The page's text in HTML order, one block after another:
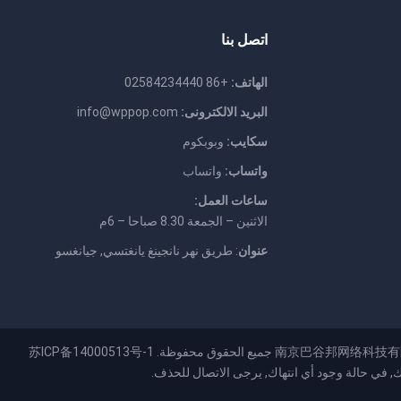
اتصل بنا
الهاتف: +86 02584234440
البريد الالكترونى: info@wppop.com
سكايب: وبوبكوم
واتساب: واتساب
ساعات العمل:
الاثنين – الجمعة 8.30 صباحا – 6م
عنوان: طريق نهر نانجينغ يانغتسي, جيانغسو
南京巴谷邦网络科技 جميع الحقوق محفوظة.
苏ICP备14000513号-1
, في حالة وجود أي انتهاك, يرجى الاتصال للحذف.